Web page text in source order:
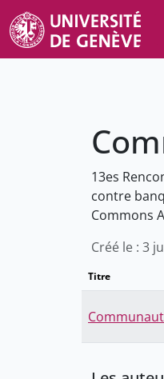
13es
contre
Commons
Créé le : 3
Titre